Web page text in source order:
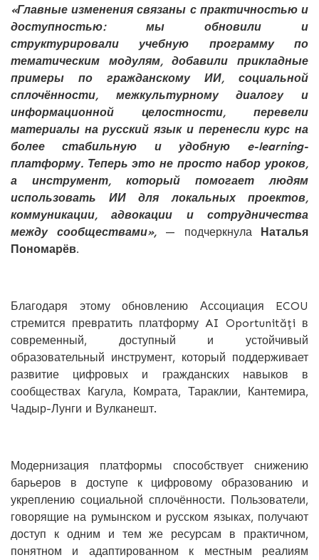
«Главные изменения связаны с практичностью и
доступностью: мы обновили и
структурировали учебную программу по
тематическим модулям, добавили прикладные
примеры по гражданскому ИИ, социальной
сплочённости, межкультурному диалогу и
информационной целостности, перевели
материалы на русский язык и перенесли курс на
более стабильную и удобную e-learning-
платформу. Теперь это не просто набор уроков,
а инструмент, который помогает людям
использовать ИИ для локальных проектов,
коммуникации, адвокации и сотрудничества
между сообществами»,— подчеркнула Наталья
Пономарёв.
Благодаря этому обновлению Ассоциация ECOU
стремится превратить платформу AI Oportunități в
современный, доступный и устойчивый
образовательный инструмент, который поддерживает
развитие цифровых и гражданских навыков в
сообществах Кагула, Комрата, Тараклии, Кантемира,
Чадыр-Лунги и Вулканешт.
Модернизация платформы способствует снижению
барьеров в доступе к цифровому образованию и
укреплению социальной сплочённости. Пользователи,
говорящие на румынском и русском языках, получают
доступ к одним и тем же ресурсам в практичном,
понятном и адаптированном к местным реалиям